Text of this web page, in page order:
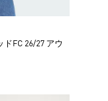
FC 26/27 アウ